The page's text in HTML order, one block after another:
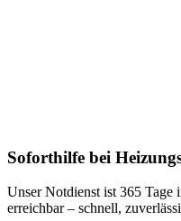
Soforthilfe bei
Unser Notdienst ist 365 Tage
erreichbar – schnell,